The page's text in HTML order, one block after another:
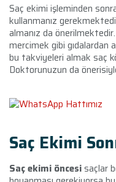
Saç ekimi işleminden
kullanmanız
almanız da
mercimek gibi gıdalardan
bu takviyeleri almak saç
Doktorunuzun da
Saç Ekimi
Saç ekimi öncesisaçlar